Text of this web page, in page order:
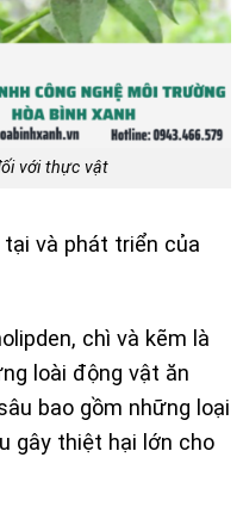
với thực vật
và phát triển của
chì và kẽm là
loài động vật ăn
bao gồm những loại
gây thiệt hại lớn cho